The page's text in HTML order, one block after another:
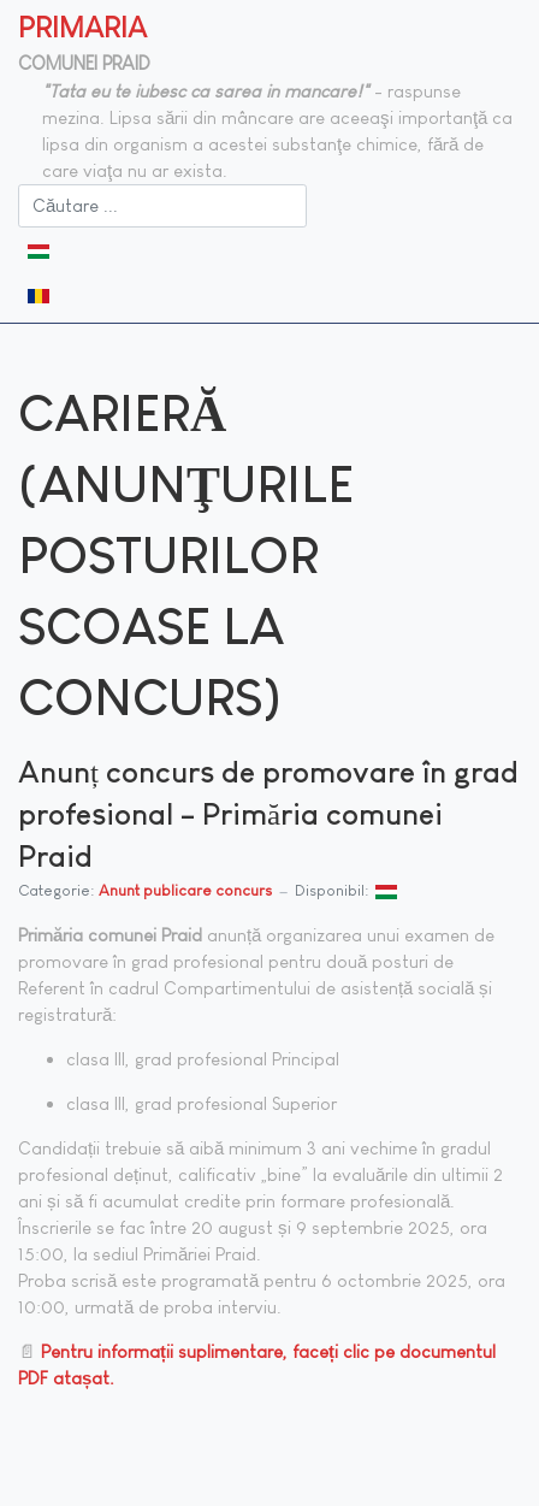
PRIMARIA
COMUNEI PRAID
"Tata eu te iubesc ca sarea in mancare!"- raspunse
mezina. Lipsa sării din mâncare are aceeaşi importanţă ca
lipsa din organism a acestei substanţe chimice, fără de
care viaţa nu ar exista.
CARIERĂ
(ANUNŢURILE
POSTURILOR
SCOASE LA
CONCURS)
Anunț concurs de promovare în grad
profesional – Primăria comunei
Praid
Categorie: Anunt publicare concurs Disponibil:
Primăria comunei Praid anunță organizarea unui examen de
promovare în grad profesional pentru două posturi de
Referent în cadrul Compartimentului de asistență socială și
registratură:
clasa III, grad profesional Principal
clasa III, grad profesional Superior
Candidații trebuie să aibă minimum 3 ani vechime în gradul
profesional deținut, calificativ „bine” la evaluările din ultimii 2
ani și să fi acumulat credite prin formare profesională.
Înscrierile se fac între 20 august și 9 septembrie 2025, ora
15:00, la sediul Primăriei Praid.
Proba scrisă este programată pentru 6 octombrie 2025, ora
10:00, urmată de proba interviu.
📄 Pentru informații suplimentare, faceți clic pe documentul
PDF atașat.